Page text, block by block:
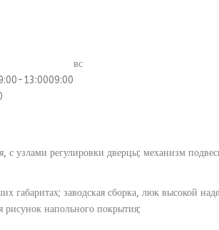
вс
13:0009:00
узлами регулировки дверцы; механизм
габаритах; заводская сборка, люк высокой
рисунок напольного покрытия;